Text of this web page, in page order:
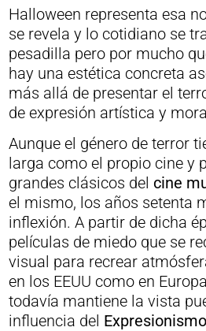
Halloween representa esa
se revela y lo cotidiano se
pesadilla pero por mucho
hay una estética concreta
más allá de presentar el
de expresión artística y
Aunque el género de terror
larga como el propio cine y
grandes clásicos del cine
el mismo, los años setenta
inflexión. A partir de dicha
películas de miedo que se
visual para recrear
en los EEUU como en
todavía mantiene la vista
influencia del